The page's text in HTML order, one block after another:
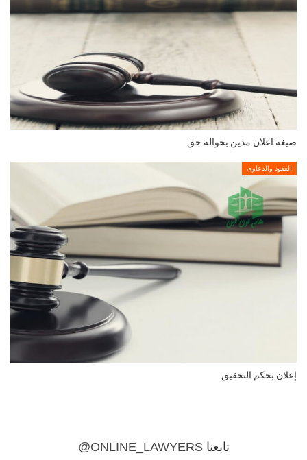
صيغة اعلان مدين بحوالة حق
العقود والدعاوى
إعلان بحكم التحقيق
تابعنا@ONLINE_LAWYERS